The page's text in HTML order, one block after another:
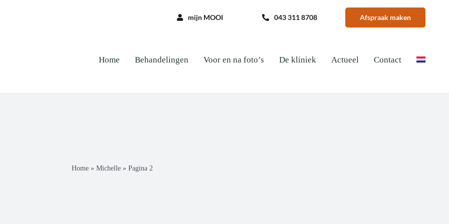
mijn MOOI 043 311 8708 Afspraak maken
Home Behandelingen Voor en na foto’s De kliniek Actueel Contact
Home » Michelle » Pagina 2